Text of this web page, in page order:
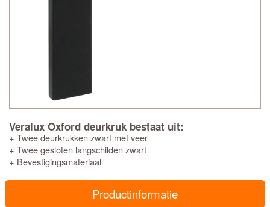
Veralux Oxford deurkruk bestaat uit:
+ Twee deurkrukken zwart met veer
+ Twee gesloten langschilden zwart
+ Bevestigingsmateriaal
Productinformatie